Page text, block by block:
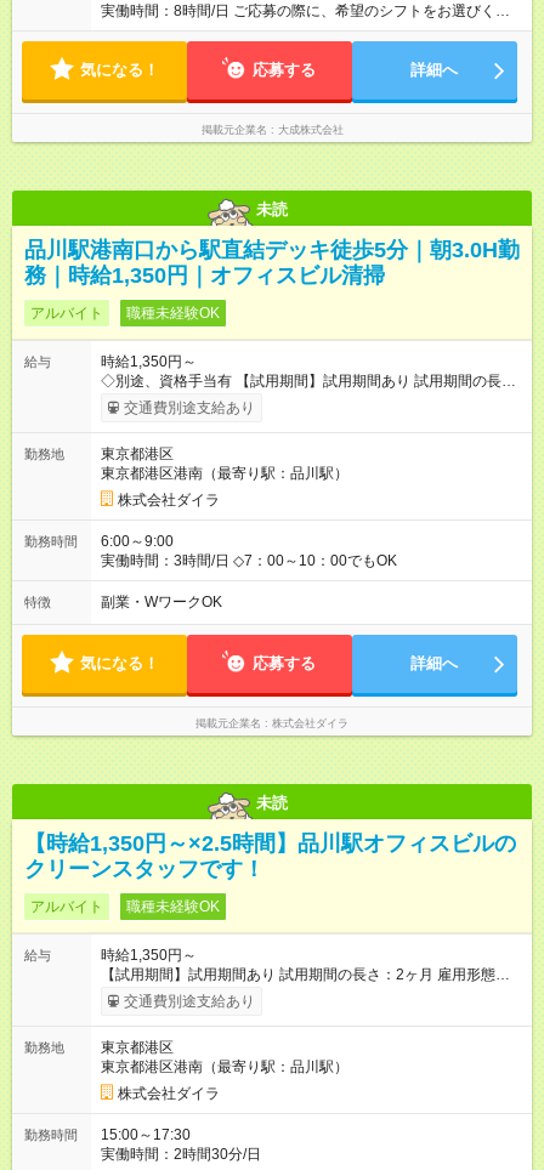
実働時間：8時間/日 ご応募の際に、希望のシフトをお選びくだ
さい。 シフト (1)6：30-15：30（実働8時間/休憩1時間） 勤務
出勤できる方
気になる！ 応募する 詳細へ
掲載元企業名 大成株式会社
未読
品川駅港南口から駅直結デッキ徒歩5分｜朝3.0H勤
務｜時給1,350円｜オフィスビル清掃
アルバイト 職種未経験OK
給与
時給1,350円～
◇別途、資格手当有 【試用期間】試用期間あり 試用期間の長
さ：2ヶ月 雇用形態、給与は本採用時と同じです。
交通費別途支給あり
勤務地
東京都港区
東京都港区港南（最寄り駅：品川駅）
株式会社ダイラ
勤務時間
6:00～9:00
実働時間：3時間/日 ◇7：00～10：00でもOK
特徴 副業・WワークOK
気になる！ 応募する 詳細へ
掲載元企業名 株式会社ダイラ
未読
【時給1,350円～×2.5時間】品川駅オフィスビルの
クリーンスタッフです！
アルバイト 職種未経験OK
給与
時給1,350円～
【試用期間】試用期間あり 試用期間の長さ：2ヶ月 雇用形態、
給与は本採用時と同じです。
交通費別途支給あり
勤務地
東京都港区
東京都港区港南（最寄り駅：品川駅）
株式会社ダイラ
勤務時間
15:00～17:30
実働時間：2時間30分/日